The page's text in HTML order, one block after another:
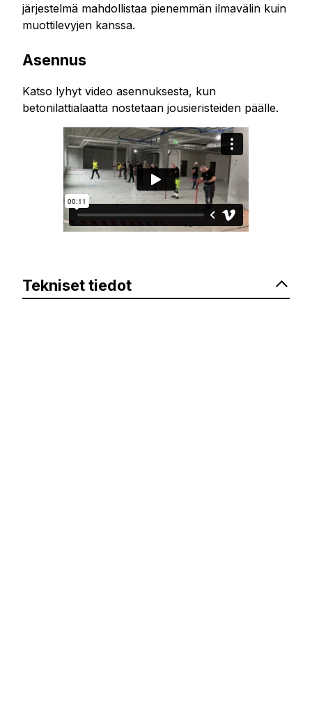
järjestelmä mahdollistaa pienemmän ilmavälin kuin
muottilevyjen kanssa.
Asennus
Katso lyhyt video asennuksesta, kun
betonilattialaatta nostetaan jousieristeiden päälle.
Tekniset tiedot